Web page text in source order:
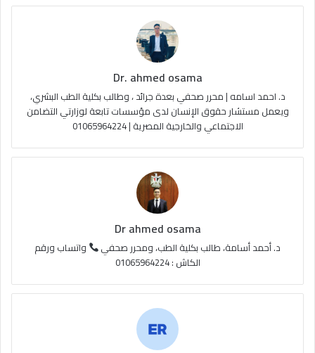
e
ا
م
ا
ل
م
و
ق
ع
R
S
S
Dr. ahmed osama
د. احمد اسامه | محرر صحفي بعدة جرائد ، وطالب بكلية الطب البشري،
ويعمل مستشار حقوق الإنسان لدى مؤسسات تابعة لوزارتي التضامن
الاجتماعي والخارجية المصرية | 01065964224
Dr ahmed osama
د. أحمد أسامة، طالب بكلية الطب، ومحرر صحفي
واتساب ورقم
الكاش : 01065964224